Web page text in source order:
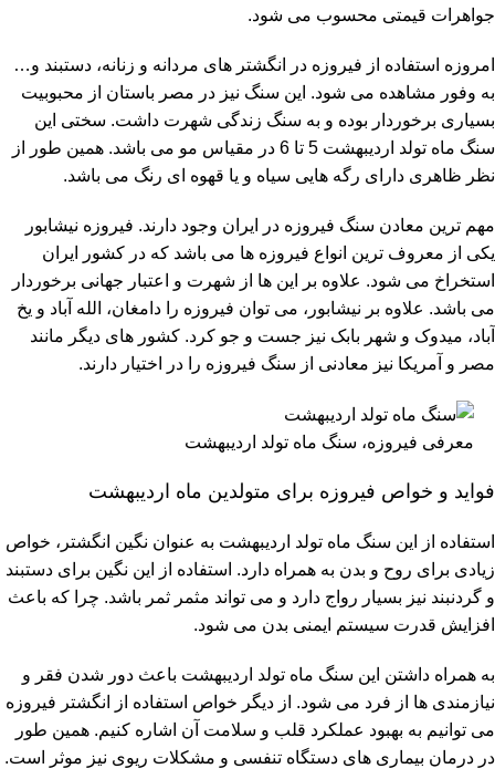
جواهرات قیمتی محسوب می شود.
امروزه استفاده از فیروزه در انگشتر های مردانه و زنانه، دستبند و…
به وفور مشاهده می شود. این سنگ نیز در مصر باستان از محبوبیت
بسیاری برخوردار بوده و به سنگ زندگی شهرت داشت. سختی این
سنگ ماه تولد اردیبهشت 5 تا 6 در مقیاس مو می باشد. همین طور از
نظر ظاهری دارای رگه هایی سیاه و یا قهوه ای رنگ می باشد.
مهم ترین معادن سنگ فیروزه در ایران وجود دارند. فیروزه نیشابور
یکی از معروف ترین انواع فیروزه ها می باشد که در کشور ایران
استخراخ می شود. علاوه بر این ها از شهرت و اعتبار جهانی برخوردار
می باشد. علاوه بر نیشابور، می توان فیروزه را دامغان، الله آباد و یخ
آباد، میدوک و شهر بابک نیز جست و جو کرد. کشور های دیگر مانند
مصر و آمریکا نیز معادنی از سنگ فیروزه را در اختیار دارند.
معرفی فیروزه، سنگ ماه تولد اردیبهشت
فواید و خواص فیروزه برای متولدین ماه اردیبهشت
استفاده از این سنگ ماه تولد اردیبهشت به عنوان نگین انگشتر، خواص
زیادی برای روح و بدن به همراه دارد. استفاده از این نگین برای دستبند
و گردنبند نیز بسیار رواج دارد و می تواند مثمر ثمر باشد. چرا که باعث
افزایش قدرت سیستم ایمنی بدن می شود.
به همراه داشتن این سنگ ماه تولد اردیبهشت باعث دور شدن فقر و
نیازمندی ها از فرد می شود. از دیگر خواص استفاده از انگشتر فیروزه
می توانیم به بهبود عملکرد قلب و سلامت آن اشاره کنیم. همین طور
در درمان بیماری های دستگاه تنفسی و مشکلات ریوی نیز موثر است.